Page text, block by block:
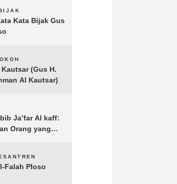
Kata Bijak Gus
(Gus H.
Al Kautsar)
Ja’far Al kaff:
Orang yang
Falah Ploso